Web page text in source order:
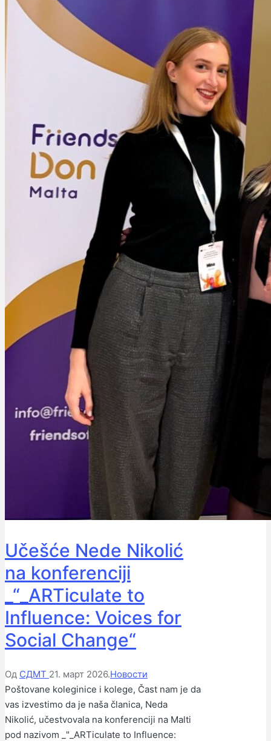
Učešće Nede Nikolić
na konferenciji
_“_ARTiculate to
Influence: Voices for
Social Change“
Објављено
од
стране
Од СДМТ 21. март 2026.Објављено
у
Новости
Poštovane koleginice i kolege, Čast nam je da
vas izvestimo da je naša članica, Neda
Nikolić, učestvovala na konferenciji na Malti
pod nazivom _"_ARTiculate to Influence: